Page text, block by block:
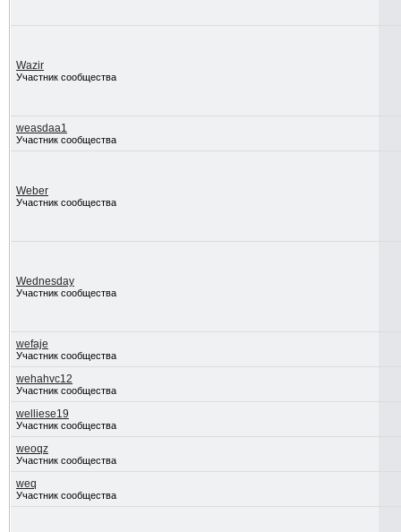
Wazir
Участник сообщества
weasdaa1
Участник сообщества
Weber
Участник сообщества
Wednesday
Участник сообщества
wefaje
Участник сообщества
wehahvc12
Участник сообщества
welliese19
Участник сообщества
weoqz
Участник сообщества
weq
Участник сообщества